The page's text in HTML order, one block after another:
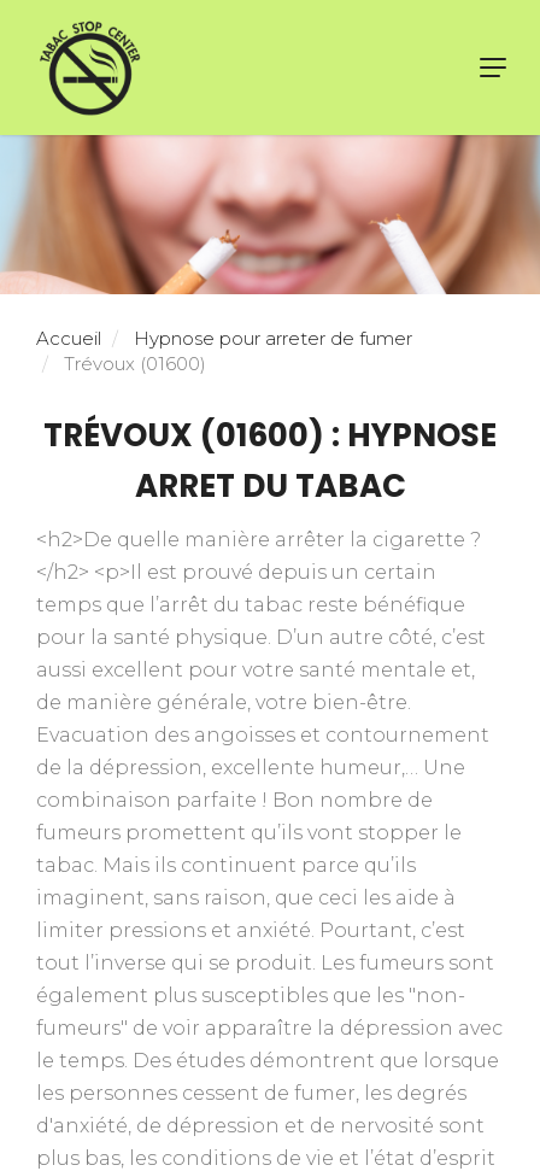
Accueil
Hypnose pour arreter de fumer
Trévoux (01600)
TRÉVOUX (01600) : HYPNOSE
ARRET DU TABAC
<h2>De quelle manière arrêter la cigarette ?
</h2> <p>Il est prouvé depuis un certain
temps que l’arrêt du tabac reste bénéfique
pour la santé physique. D’un autre côté, c’est
aussi excellent pour votre santé mentale et,
de manière générale, votre bien-être.
Evacuation des angoisses et contournement
de la dépression, excellente humeur,… Une
combinaison parfaite ! Bon nombre de
fumeurs promettent qu’ils vont stopper le
tabac. Mais ils continuent parce qu’ils
imaginent, sans raison, que ceci les aide à
limiter pressions et anxiété. Pourtant, c’est
tout l’inverse qui se produit. Les fumeurs sont
également plus susceptibles que les "non-
fumeurs" de voir apparaître la dépression avec
le temps. Des études démontrent que lorsque
les personnes cessent de fumer, les degrés
d'anxiété, de dépression et de nervosité sont
plus bas, les conditions de vie et l’état d’esprit